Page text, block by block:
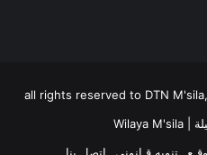
all rights reserved to DTN